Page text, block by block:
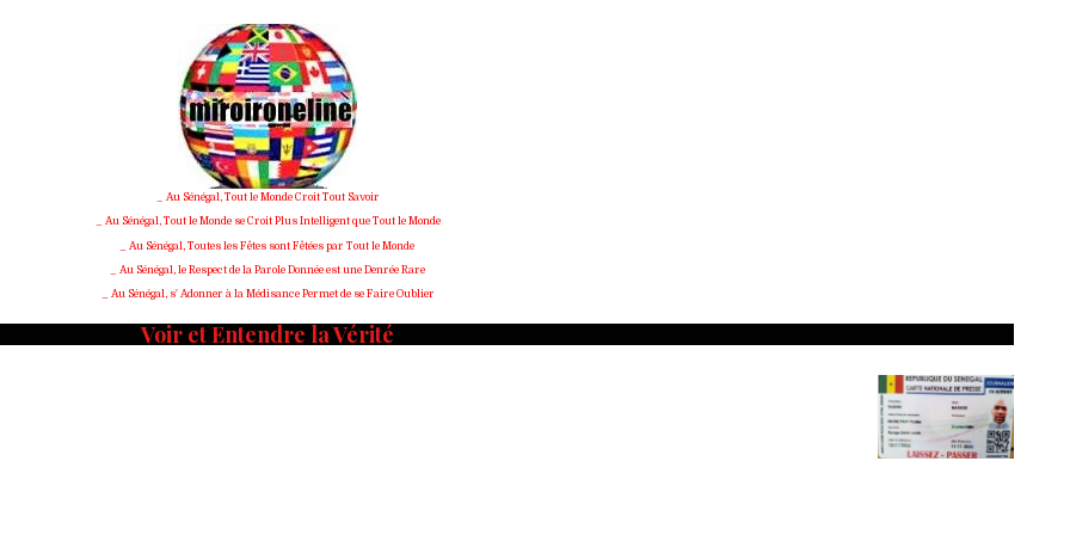
_ Au Sénégal, Tout le Monde Croit Tout Savoir
_ Au Sénégal, Tout le Monde se Croit Plus Intelligent que Tout le Monde
_ Au Sénégal, Toutes les Fêtes sont Fêtées par Tout le Monde
_ Au Sénégal, le Respect de la Parole Donnée est une Denrée Rare
_ Au Sénégal, s' Adonner à la Médisance Permet de se Faire Oublier
Voir et Entendre la Vérité